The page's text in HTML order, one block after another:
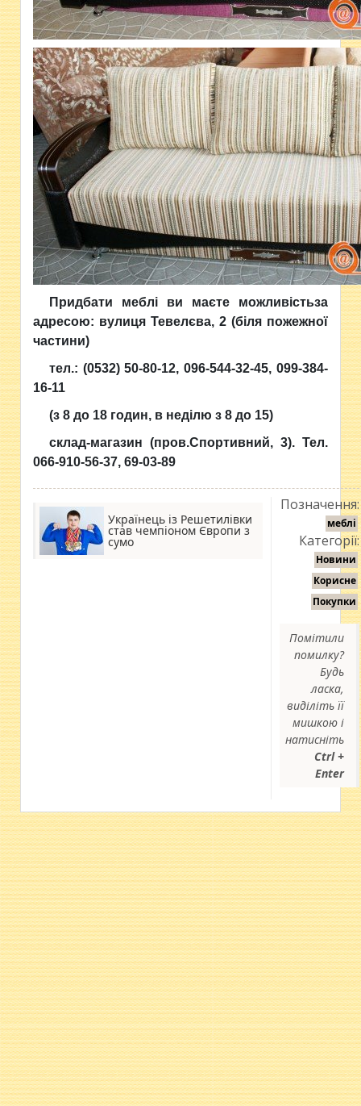
Придбати меблі ви маєте можливістьза
адресою: вулиця Тевелєва, 2 (біля пожежної
частини)
тел.: (0532) 50-80-12, 096-544-32-45, 099-384-
16-11
(з 8 до 18 годин, в неділю з 8 до 15)
склад-магазин (пров.Спортивний, 3). Тел.
066-910-56-37, 69-03-89
Українець із Решетилівки
став чемпіоном Європи з
сумо
Позначення:
меблі
Категорії:
Новини
Корисне
Покупки
Помітили
помилку?
Будь
ласка,
виділіть її
мишкою і
натисніть
Ctrl +
Enter